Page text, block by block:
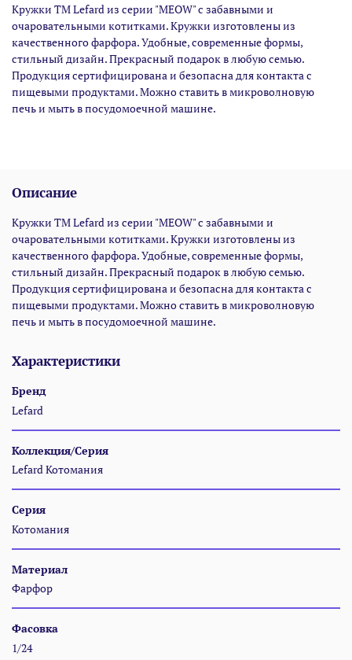
Кружки TM Lefard из серии "MEOW" с забавными и
очаровательными котитками. Кружки изготовлены из
качественного фарфора. Удобные, современные формы,
стильный дизайн. Прекрасный подарок в любую семью.
Продукция сертифицирована и безопасна для контакта с
пищевыми продуктами. Можно ставить в микроволновую
печь и мыть в посудомоечной машине.
Описание
Кружки TM Lefard из серии "MEOW" с забавными и
очаровательными котитками. Кружки изготовлены из
качественного фарфора. Удобные, современные формы,
стильный дизайн. Прекрасный подарок в любую семью.
Продукция сертифицирована и безопасна для контакта с
пищевыми продуктами. Можно ставить в микроволновую
печь и мыть в посудомоечной машине.
Характеристики
Бренд
Lefard
Коллекция/Серия
Lefard Котомания
Серия
Котомания
Материал
Фарфор
Фасовка
1/24